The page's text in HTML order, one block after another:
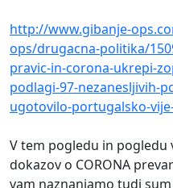
http://www.gibanje-
ops/drugacna-politika/
pravic-in-corona-ukrepi-
podlagi-97-nezanesljivih-
ugotovilo-portugalsko-
V tem pogledu in pogledu
dokazov o CORONA
vam naznanjamo tudi